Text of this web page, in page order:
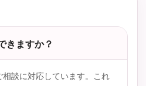
きますか？
談に対応しています。これ